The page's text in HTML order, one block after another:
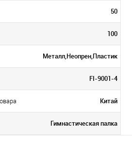
50
100
Металл,Неопрен,Пластик
FI-9001-4
Китай
Гимнастическая палка